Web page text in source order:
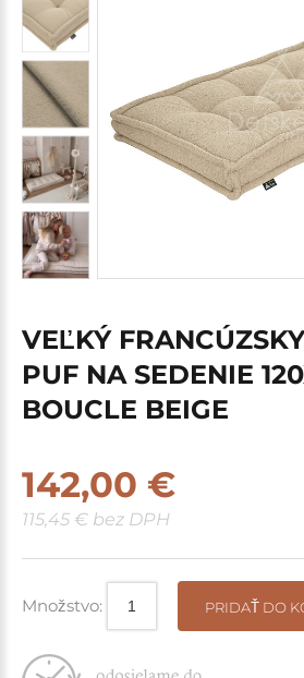
VEĽKÝ
PUF NA SEDENIE
BOUCLE BEIGE
142,00 €
115,45 € bez DPH
Množstvo: PRIDAŤ DO